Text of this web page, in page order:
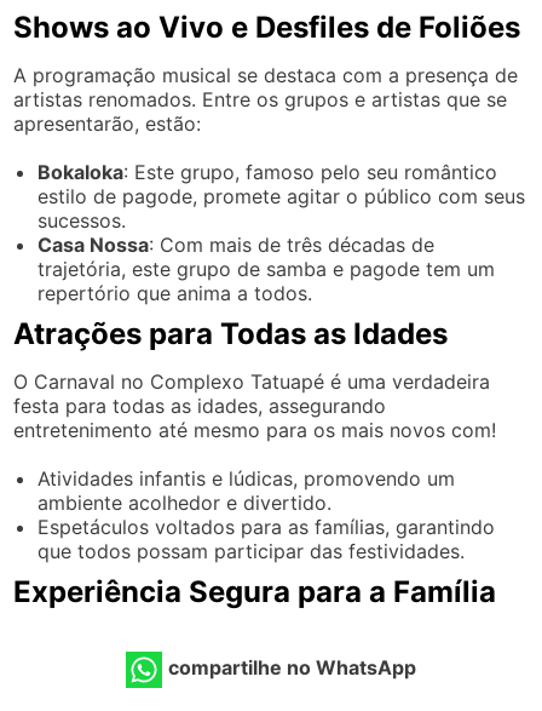
Shows ao Vivo e Desfiles de Foliões
A programação musical se destaca com a presença de
artistas renomados. Entre os grupos e artistas que se
apresentarão, estão:
Bokaloka: Este grupo, famoso pelo seu romântico
estilo de pagode, promete agitar o público com seus
sucessos.
Casa Nossa: Com mais de três décadas de
trajetória, este grupo de samba e pagode tem um
repertório que anima a todos.
Atrações para Todas as Idades
O Carnaval no Complexo Tatuapé é uma verdadeira
festa para todas as idades, assegurando
entretenimento até mesmo para os mais novos com!
Atividades infantis e lúdicas, promovendo um
ambiente acolhedor e divertido.
Espetáculos voltados para as famílias, garantindo
que todos possam participar das festividades.
Experiência Segura para a Família
compartilhe no WhatsApp